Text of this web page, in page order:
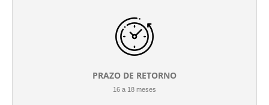
PRAZO DE RETORNO
16 a 18 meses